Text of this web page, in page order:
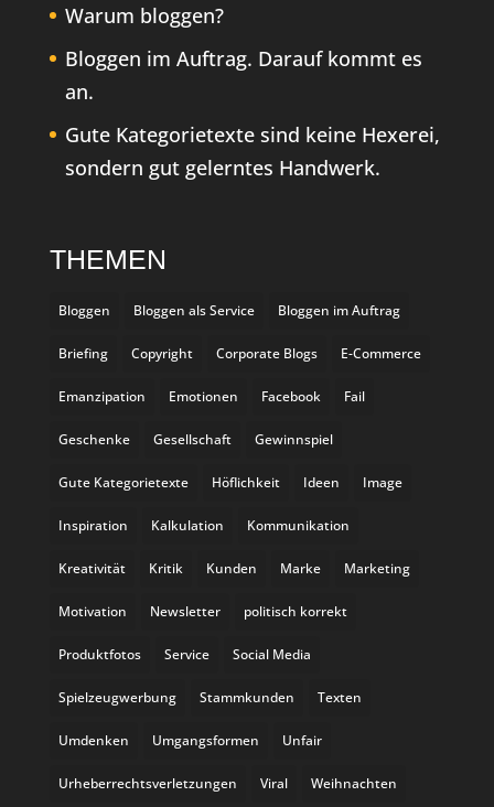
Warum bloggen?
Bloggen im Auftrag. Darauf kommt es
an.
Gute Kategorietexte sind keine Hexerei,
sondern gut gelerntes Handwerk.
THEMEN
Bloggen Bloggen als Service Bloggen im Auftrag
Briefing Copyright Corporate Blogs E-Commerce
Emanzipation Emotionen Facebook Fail
Geschenke Gesellschaft Gewinnspiel
Gute Kategorietexte Höflichkeit Ideen Image
Inspiration Kalkulation Kommunikation
Kreativität Kritik Kunden Marke Marketing
Motivation Newsletter politisch korrekt
Produktfotos Service Social Media
Spielzeugwerbung Stammkunden Texten
Umdenken Umgangsformen Unfair
Urheberrechtsverletzungen Viral Weihnachten